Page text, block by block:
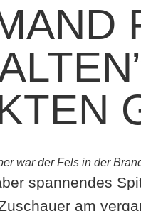
war der Fels in der
spannendes
am